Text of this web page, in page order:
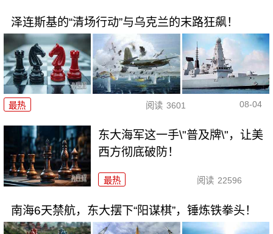
泽连斯基的“清场行动”与乌克兰的末路狂飙！
最热 阅读 3601 08-04
东大海军这一手\"普及牌\"，让美
西方彻底破防！
最热 阅读 22596
南海6天禁航，东大摆下“阳谋棋”，锤炼铁拳头！